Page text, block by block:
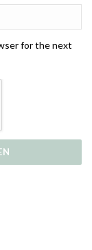
for the next